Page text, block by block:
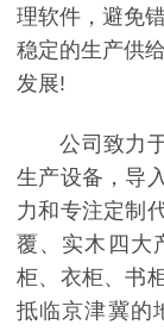
理软件，避免
稳定的生产供
发展!
公司致力
生产设备，导
力和专注定制
覆、实木四大
柜、衣柜、书
抵临京津冀的